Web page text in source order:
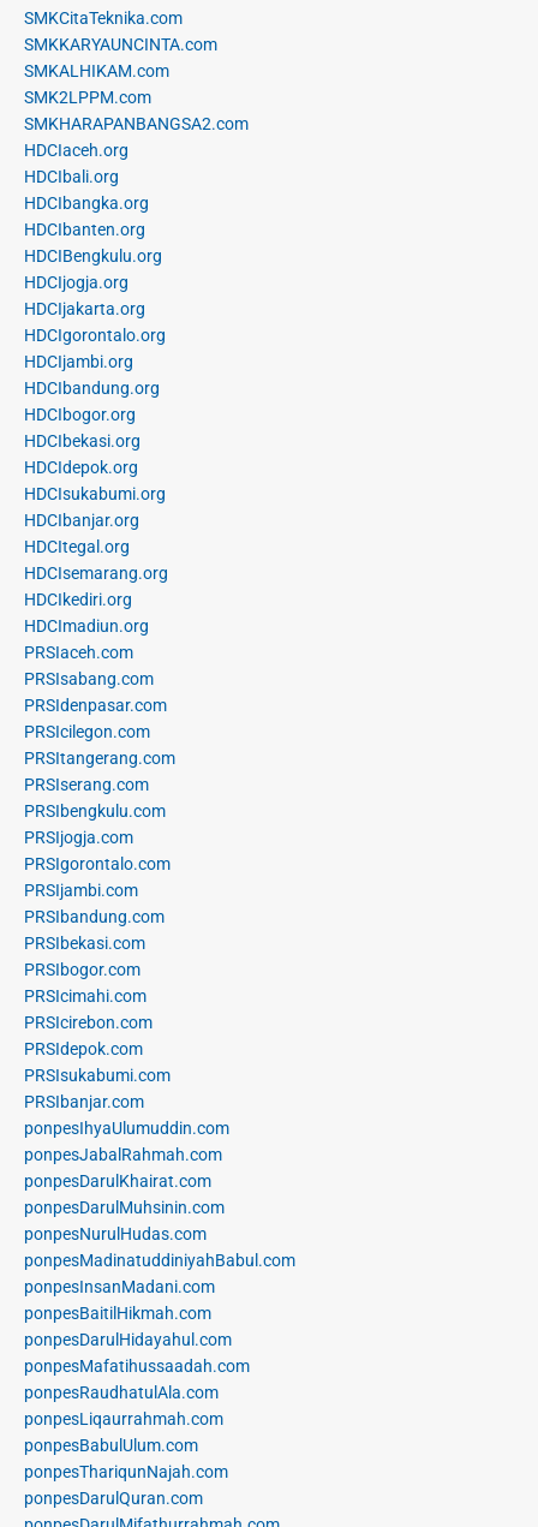
SMKCitaTeknika.com
SMKKARYAUNCINTA.com
SMKALHIKAM.com
SMK2LPPM.com
SMKHARAPANBANGSA2.com
HDCIaceh.org
HDCIbali.org
HDCIbangka.org
HDCIbanten.org
HDCIBengkulu.org
HDCIjogja.org
HDCIjakarta.org
HDCIgorontalo.org
HDCIjambi.org
HDCIbandung.org
HDCIbogor.org
HDCIbekasi.org
HDCIdepok.org
HDCIsukabumi.org
HDCIbanjar.org
HDCItegal.org
HDCIsemarang.org
HDCIkediri.org
HDCImadiun.org
PRSIaceh.com
PRSIsabang.com
PRSIdenpasar.com
PRSIcilegon.com
PRSItangerang.com
PRSIserang.com
PRSIbengkulu.com
PRSIjogja.com
PRSIgorontalo.com
PRSIjambi.com
PRSIbandung.com
PRSIbekasi.com
PRSIbogor.com
PRSIcimahi.com
PRSIcirebon.com
PRSIdepok.com
PRSIsukabumi.com
PRSIbanjar.com
ponpesIhyaUlumuddin.com
ponpesJabalRahmah.com
ponpesDarulKhairat.com
ponpesDarulMuhsinin.com
ponpesNurulHudas.com
ponpesMadinatuddiniyahBabul.com
ponpesInsanMadani.com
ponpesBaitilHikmah.com
ponpesDarulHidayahul.com
ponpesMafatihussaadah.com
ponpesRaudhatulAla.com
ponpesLiqaurrahmah.com
ponpesBabulUlum.com
ponpesThariqunNajah.com
ponpesDarulQuran.com